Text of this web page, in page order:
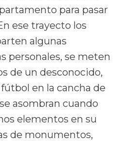
para pasar
ese trayecto los
algunas
personales, se meten
de un desconocido,
en la cancha de
asombran cuando
elementos en su
de monumentos,